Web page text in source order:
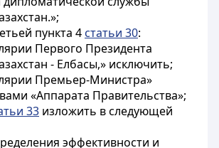
пункта 4 статьи 30:
Первого Президента
- Елбасы,» исключить;
Премьер-Министра»
«Аппарата Правительства»;
33 изложить в следующей
эффективности и